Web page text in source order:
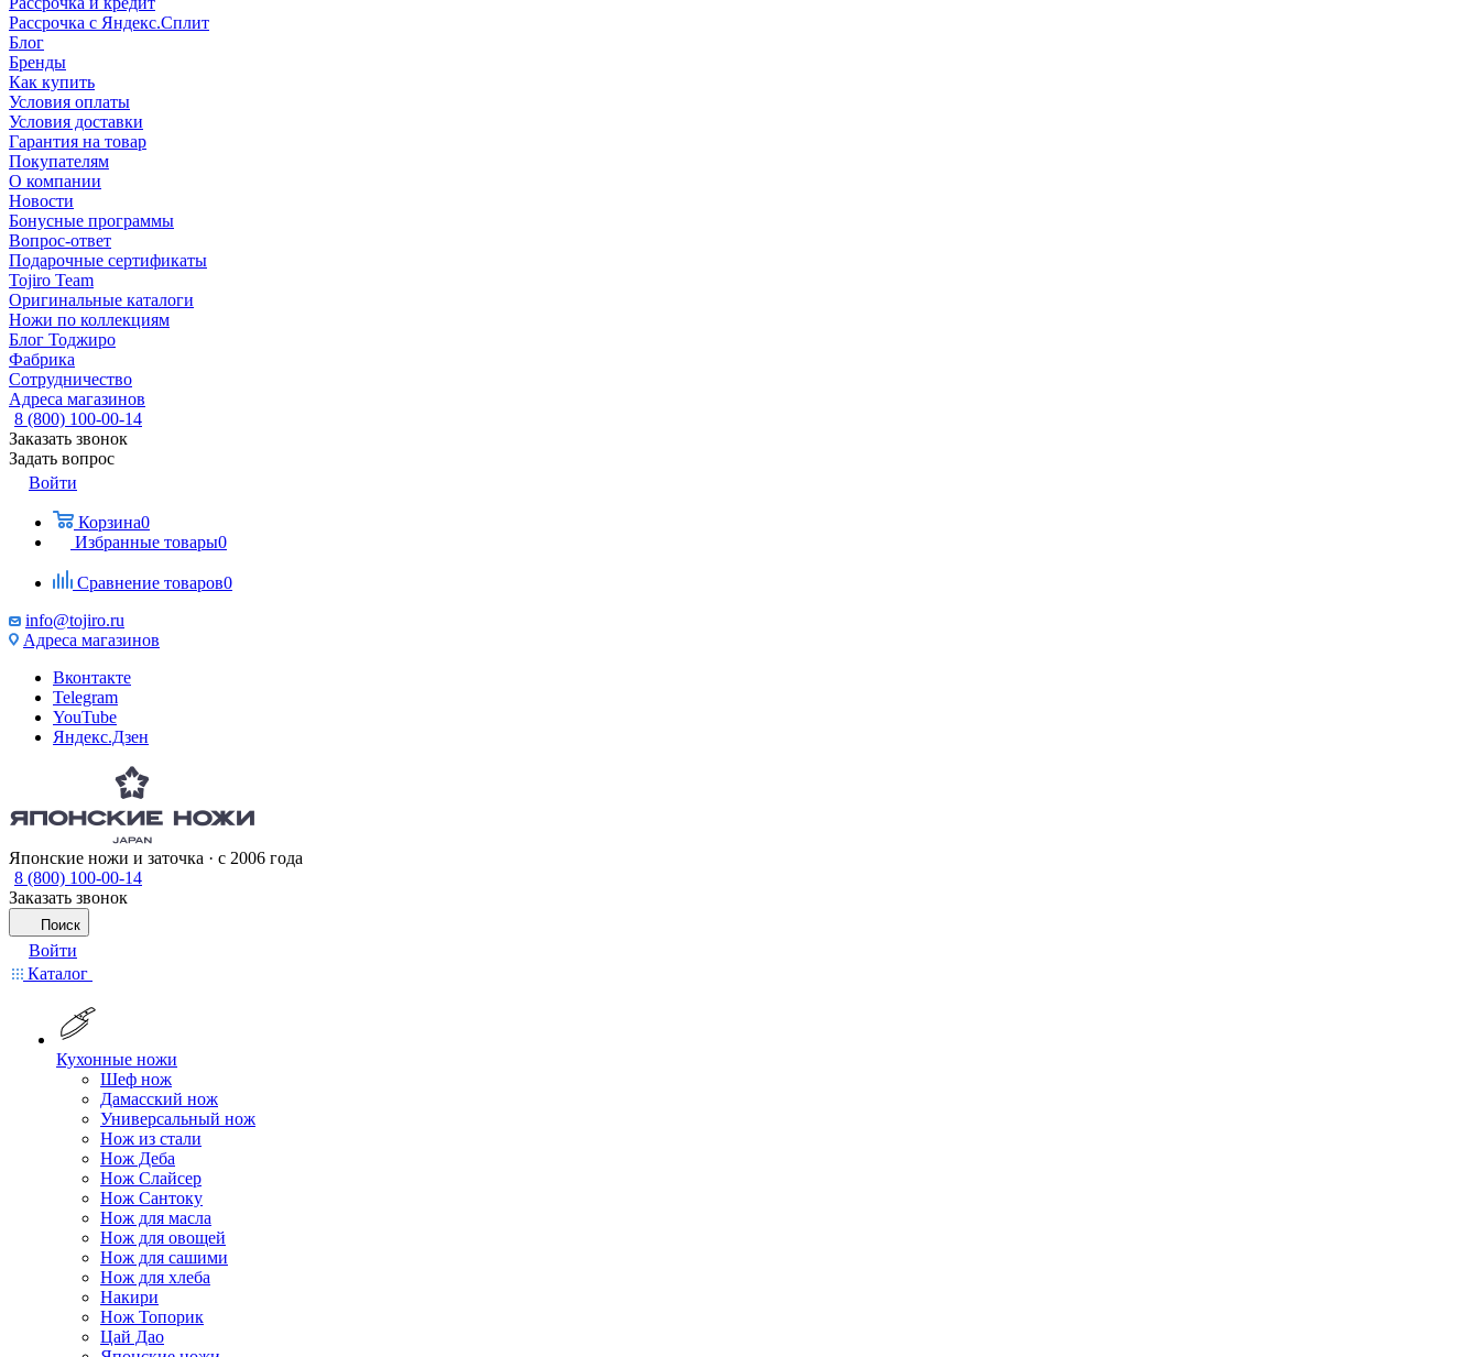
Рассрочка с Яндекс.Сплит
Блог
Бренды
Как купить
Условия оплаты
Условия доставки
Гарантия на товар
Покупателям
О компании
Новости
Бонусные программы
Вопрос-ответ
Подарочные сертификаты
Tojiro Team
Оригинальные каталоги
Ножи по коллекциям
Блог Тоджиро
Фабрика
Сотрудничество
Адреса магазинов
8 (800) 100-00-14
Заказать звонок
Задать вопрос
Войти
Корзина0
Избранные товары0
Сравнение товаров0
info@tojiro.ru
Адреса магазинов
Вконтакте
Telegram
YouTube
Яндекс.Дзен
Японские ножи и заточка · с 2006 года
8 (800) 100-00-14
Заказать звонок
Поиск
Войти
Каталог
Кухонные ножи
Шеф нож
Дамасский нож
Универсальный нож
Нож из стали
Нож Деба
Нож Слайсер
Нож Сантоку
Нож для масла
Нож для овощей
Нож для сашими
Нож для хлеба
Накири
Нож Топорик
Цай Дао